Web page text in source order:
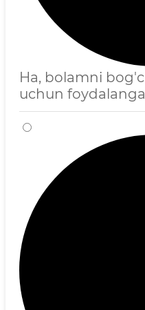
Ha, bolamni
uchun